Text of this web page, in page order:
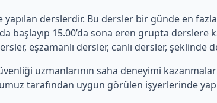
derslerdir. Bu dersler bir günde en
başlayıp 15.00’da sona eren grupta derslere
eşzamanlı dersler, canlı dersler, şeklinde
uzmanlarının saha deneyimi
tarafından uygun görülen işyerlerinde